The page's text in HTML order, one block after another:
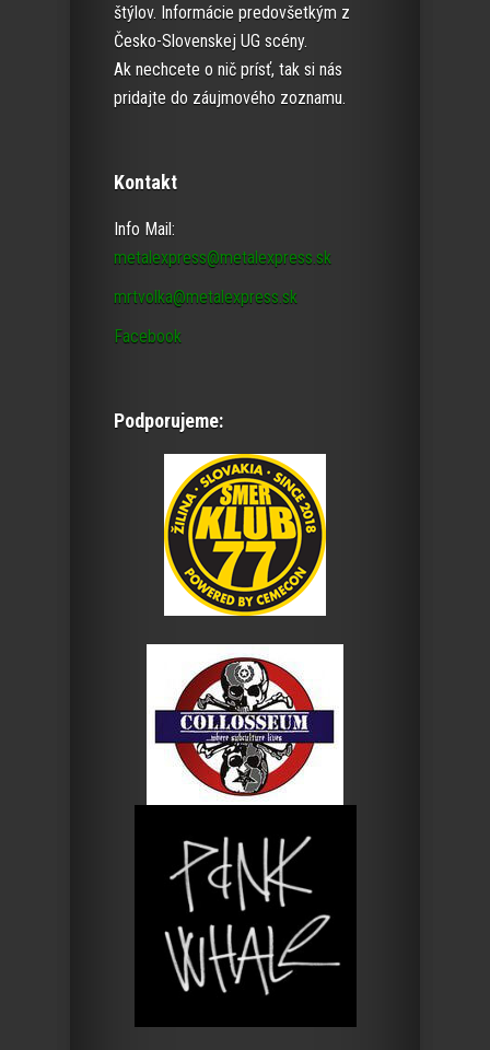
štýlov. Informácie predovšetkým z
Česko-Slovenskej UG scény.
Ak nechcete o nič prísť, tak si nás
pridajte do záujmového zoznamu.
Kontakt
Info Mail:
metalexpress@metalexpress.sk
mrtvolka@metalexpress.sk
Facebook
Podporujeme: